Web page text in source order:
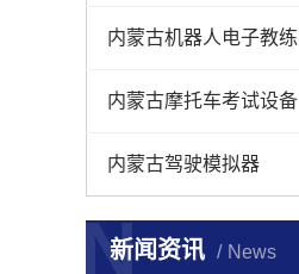
内蒙古机器人电子教练
内蒙古摩托车考试设备
内蒙古驾驶模拟器
新闻资讯 News
N